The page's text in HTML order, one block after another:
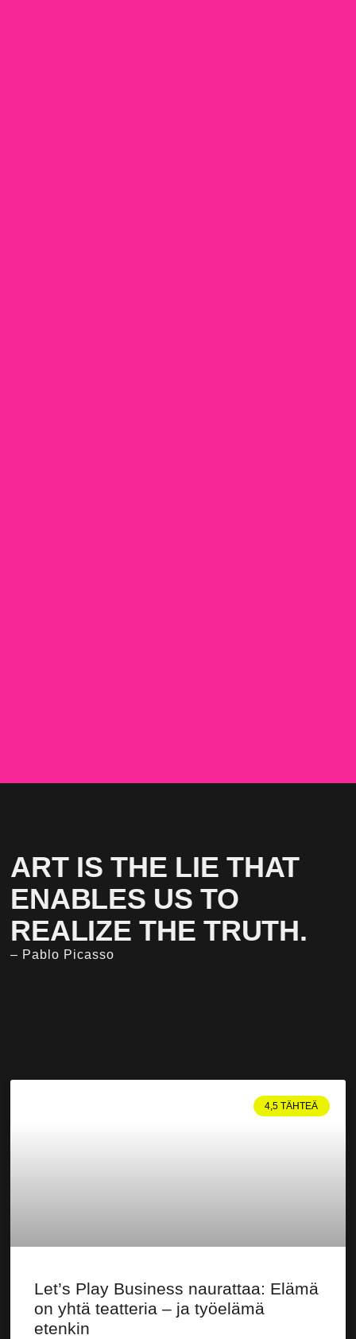
ART IS THE LIE THAT
ENABLES US TO
REALIZE THE TRUTH.
– Pablo Picasso
4,5 TÄHTEÄ
Let’s Play Business naurattaa: Elämä
on yhtä teatteria – ja työelämä
etenkin